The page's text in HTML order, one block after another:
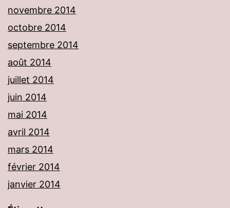
novembre 2014
octobre 2014
septembre 2014
août 2014
juillet 2014
juin 2014
mai 2014
avril 2014
mars 2014
février 2014
janvier 2014